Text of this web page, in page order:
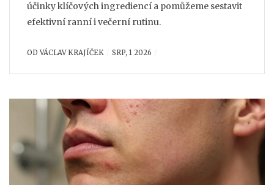
účinky klíčových ingrediencí a pomůžeme sestavit
efektivní ranní i večerní rutinu.
ODVÁCLAV KRAJÍČEK SRP, 1 2026